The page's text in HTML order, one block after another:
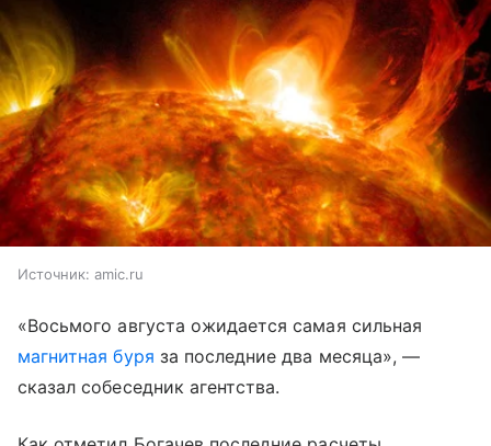
Источник: amic.ru
«Восьмого августа ожидается самая сильная
магнитная буря за последние два месяца», —
сказал собеседник агентства.